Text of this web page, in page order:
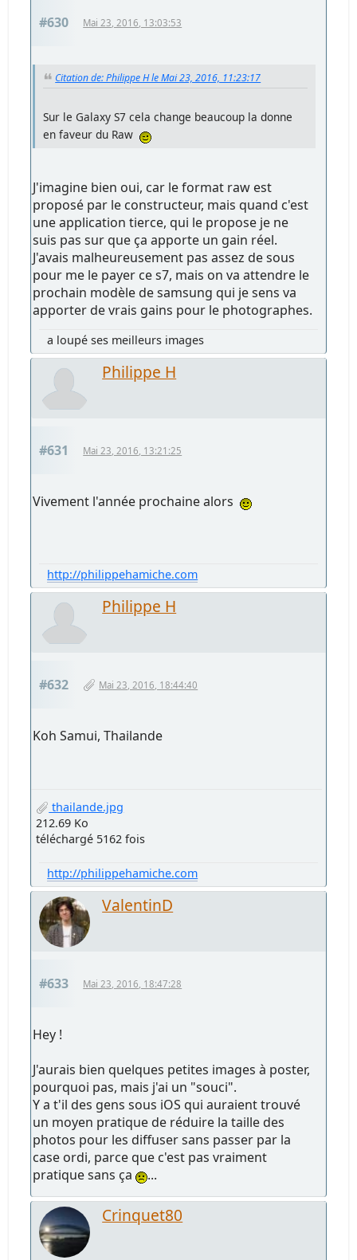
#630 Mai 23, 2016, 13:03:53
Citation de: Philippe H le Mai 23, 2016, 11:23:17
Sur le Galaxy S7 cela change beaucoup la donne
en faveur du Raw
J'imagine bien oui, car le format raw est
proposé par le constructeur, mais quand c'est
une application tierce, qui le propose je ne
suis pas sur que ça apporte un gain réel.
J'avais malheureusement pas assez de sous
pour me le payer ce s7, mais on va attendre le
prochain modèle de samsung qui je sens va
apporter de vrais gains pour le photographes.
a loupé ses meilleurs images
Philippe H
#631 Mai 23, 2016, 13:21:25
Vivement l'année prochaine alors
http://philippehamiche.com
Philippe H
#632 Mai 23, 2016, 18:44:40
Koh Samui, Thailande
thailande.jpg
212.69 Ko
téléchargé 5162 fois
http://philippehamiche.com
ValentinD
#633 Mai 23, 2016, 18:47:28
Hey !
J'aurais bien quelques petites images à poster,
pourquoi pas, mais j'ai un "souci".
Y a t'il des gens sous iOS qui auraient trouvé
un moyen pratique de réduire la taille des
photos pour les diffuser sans passer par la
case ordi, parce que c'est pas vraiment
pratique sans ça
...
Crinquet80